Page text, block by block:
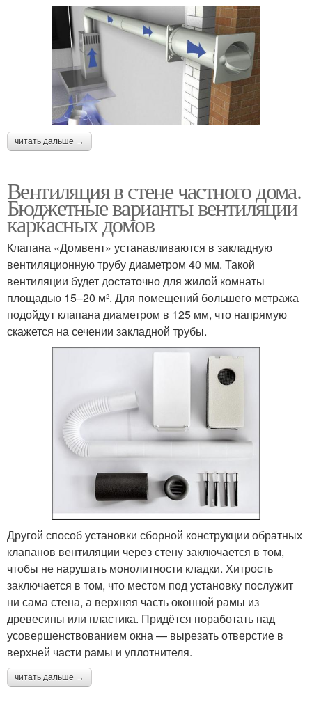
читать дальше →
Вентиляция в стене частного дома.
Бюджетные варианты вентиляции
каркасных домов
Клапана «Домвент» устанавливаются в закладную
вентиляционную трубу диаметром 40 мм. Такой
вентиляции будет достаточно для жилой комнаты
площадью 15–20 м². Для помещений большего метража
подойдут клапана диаметром в 125 мм, что напрямую
скажется на сечении закладной трубы.
Другой способ установки сборной конструкции обратных
клапанов вентиляции через стену заключается в том,
чтобы не нарушать монолитности кладки. Хитрость
заключается в том, что местом под установку послужит
ни сама стена, а верхняя часть оконной рамы из
древесины или пластика. Придётся поработать над
усовершенствованием окна — вырезать отверстие в
верхней части рамы и уплотнителя.
читать дальше →